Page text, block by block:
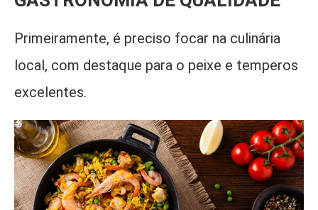
Primeiramente, é preciso focar na culinária
local, com destaque para o peixe e temperos
excelentes.